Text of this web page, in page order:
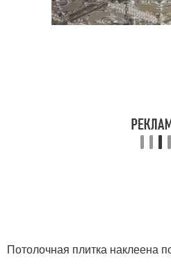
Потолочная плитка наклеена